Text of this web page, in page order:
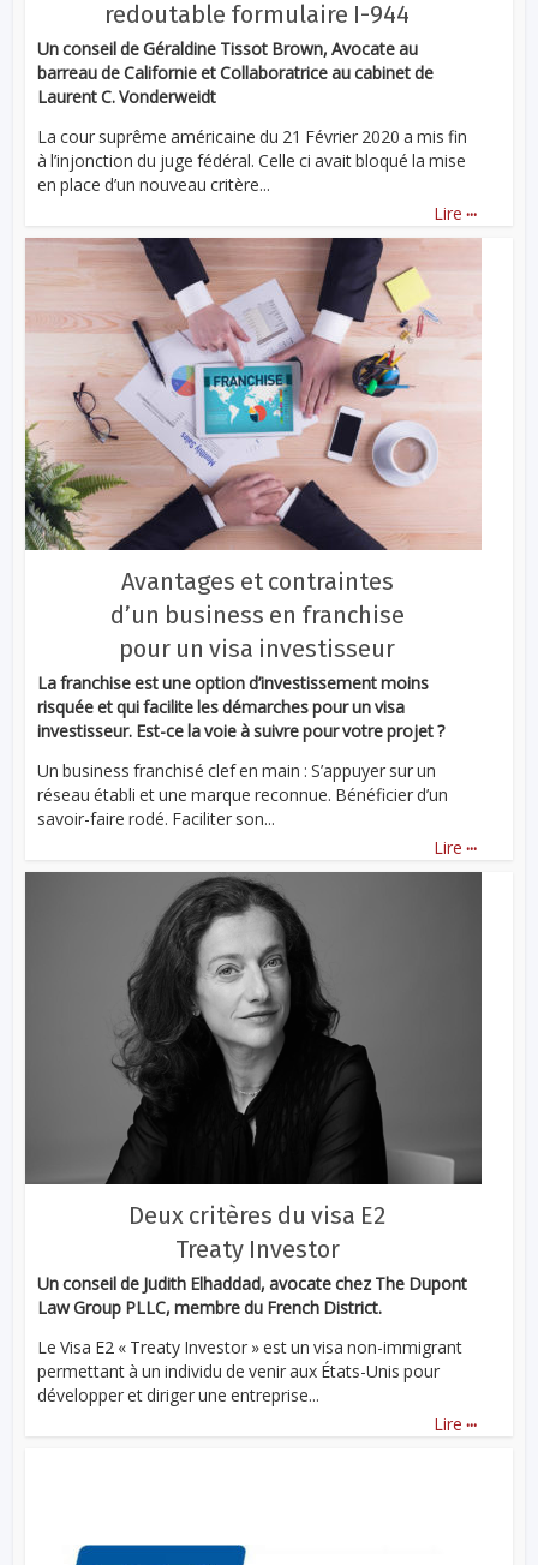
redoutable formulaire I-944
Un conseil de Géraldine Tissot Brown, Avocate au
barreau de Californie et Collaboratrice au cabinet de
Laurent C. Vonderweidt
La cour suprême américaine du 21 Février 2020 a mis fin
à l’injonction du juge fédéral. Celle ci avait bloqué la mise
en place d’un nouveau critère...
Lire ...
Avantages et contraintes
d’un business en franchise
pour un visa investisseur
La franchise est une option d’investissement moins
risquée et qui facilite les démarches pour un visa
investisseur. Est-ce la voie à suivre pour votre projet ?
Un business franchisé clef en main : S’appuyer sur un
réseau établi et une marque reconnue. Bénéficier d’un
savoir-faire rodé. Faciliter son...
Lire ...
Deux critères du visa E2
Treaty Investor
Un conseil de Judith Elhaddad, avocate chez The Dupont
Law Group PLLC, membre du French District.
Le Visa E2 « Treaty Investor » est un visa non-immigrant
permettant à un individu de venir aux États-Unis pour
développer et diriger une entreprise...
Lire ...